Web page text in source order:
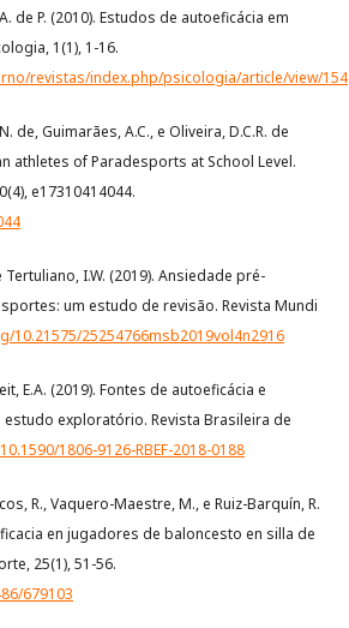
de P. (2010). Estudos de autoeficácia em
1(1), 1-16.
revistas/index.php/psicologia/article/view/154
de, Guimarães, A.C., e Oliveira, D.C.R. de
athletes of Paradesports at School Level.
e17310414044.
Tertuliano, I.W. (2019). Ansiedade pré-
um estudo de revisão. Revista Mundi
10.21575/25254766msb2019vol4n2916
E.A. (2019). Fontes de autoeficácia e
exploratório. Revista Brasileira de
1806-9126-RBEF-2018-0188
R., Vaquero-Maestre, M., e Ruiz-Barquín, R.
en jugadores de baloncesto en silla de
25(1), 51-56.
679103